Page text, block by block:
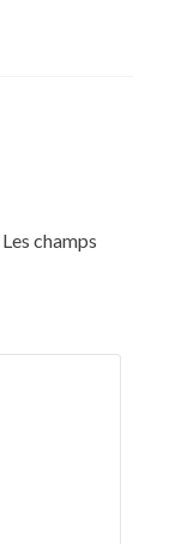
Les champs